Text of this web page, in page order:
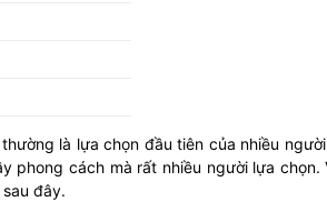
là lựa chọn đầu tiên của nhiều
phong cách mà rất nhiều người lựa
đây.